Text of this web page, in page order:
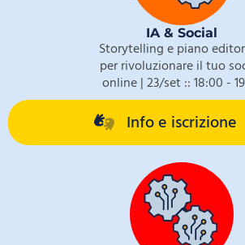
IA & Social
Storytelling e piano
per rivoluzionare il tuo
online | 23/set :: 18:00 -
Info e iscrizione